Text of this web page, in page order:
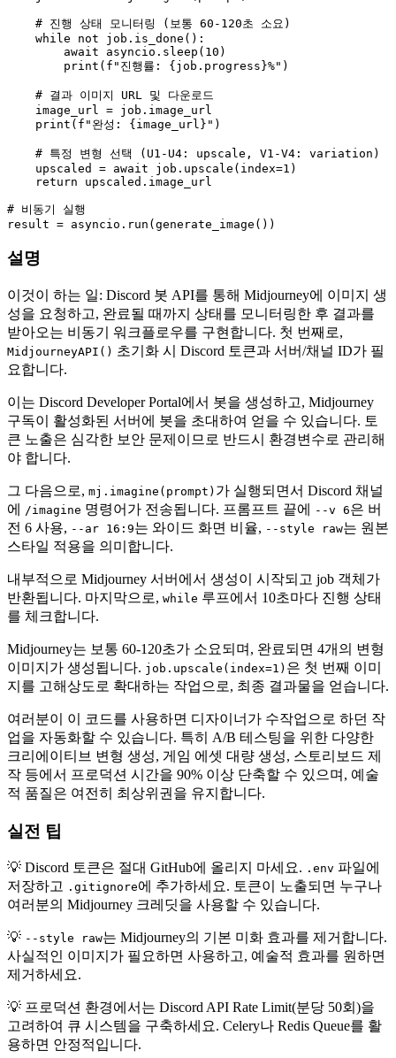
# 진행 상태 모니터링 (보통 60-120초 소요)
while
not job.is_done():
await asyncio.sleep( 10 )
print ( f"진행률: {job.progress}%" )
# 결과 이미지 URL 및 다운로드
    image_url = job.image_url
print ( f"완성: {image_url} " )
# 특정 변형 선택 (U1-U4: upscale, V1-V4: variation)
    upscaled =
await job.upscale(index=1 )
return upscaled.image_url
# 비동기 실행
설명
이것이 하는 일: Discord 봇 API를 통해 Midjourney에 이미지 생
성을 요청하고, 완료될 때까지 상태를 모니터링한 후 결과를
받아오는 비동기 워크플로우를 구현합니다. 첫 번째로,
MidjourneyAPI() 초기화 시 Discord 토큰과 서버/채널 ID가 필
요합니다.
이는 Discord Developer Portal에서 봇을 생성하고, Midjourney
구독이 활성화된 서버에 봇을 초대하여 얻을 수 있습니다. 토
큰 노출은 심각한 보안 문제이므로 반드시 환경변수로 관리해
야 합니다.
그 다음으로, mj.imagine(prompt) 가 실행되면서 Discord 채널
에
/imagine 명령어가 전송됩니다. 프롬프트 끝에 --v 6은 버
전 6 사용, --ar 16:9는 와이드 화면 비율, --style raw는 원본
스타일 적용을 의미합니다.
내부적으로 Midjourney 서버에서 생성이 시작되고 job 객체가
반환됩니다. 마지막으로, while 루프에서 10초마다 진행 상태
를 체크합니다.
Midjourney는 보통 60-120초가 소요되며, 완료되면 4개의 변형
이미지가 생성됩니다. job.upscale(index=1) 은 첫 번째 이미
지를 고해상도로 확대하는 작업으로, 최종 결과물을 얻습니다.
여러분이 이 코드를 사용하면 디자이너가 수작업으로 하던 작
업을 자동화할 수 있습니다. 특히 A/B 테스팅을 위한 다양한
크리에이티브 변형 생성, 게임 에셋 대량 생성, 스토리보드 제
작 등에서 프로덕션 시간을 90% 이상 단축할 수 있으며, 예술
적 품질은 여전히 최상위권을 유지합니다.
실전 팁
💡 Discord 토큰은 절대 GitHub에 올리지 마세요. .env 파일에
저장하고 .gitignore에 추가하세요. 토큰이 노출되면 누구나
여러분의 Midjourney 크레딧을 사용할 수 있습니다.
💡 --style raw는 Midjourney의 기본 미화 효과를 제거합니다.
사실적인 이미지가 필요하면 사용하고, 예술적 효과를 원하면
제거하세요.
💡 프로덕션 환경에서는 Discord API Rate Limit(분당 50회)을
고려하여 큐 시스템을 구축하세요. Celery나 Redis Queue를 활
용하면 안정적입니다.